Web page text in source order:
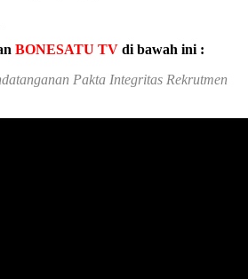
BONESATU TV di bawah ini :
Pakta Integritas Rekrutmen